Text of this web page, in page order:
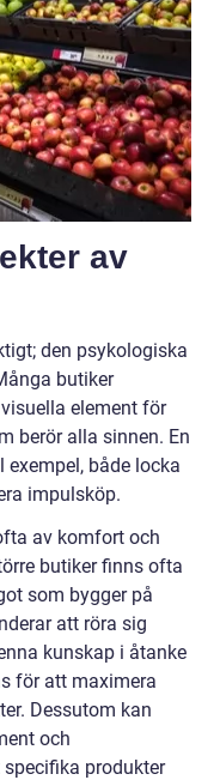
av
den psykologiska
butiker
element för
berör alla sinnen. En
både locka
impulsköp.
av komfort och
butiker finns ofta
som bygger på
att röra sig
kunskap i åtanke
för att maximera
Dessutom kan
och
produkter